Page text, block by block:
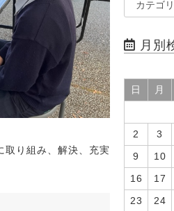
り組み、解決、充実
月別
日 月
2 3
9 10
16 17
23 24